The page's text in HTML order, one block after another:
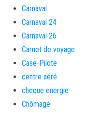
Carnaval
Carnaval 24
Carnaval 26
Carnet de voyage
Case-Pilote
centre aéré
cheque energie
Chômage